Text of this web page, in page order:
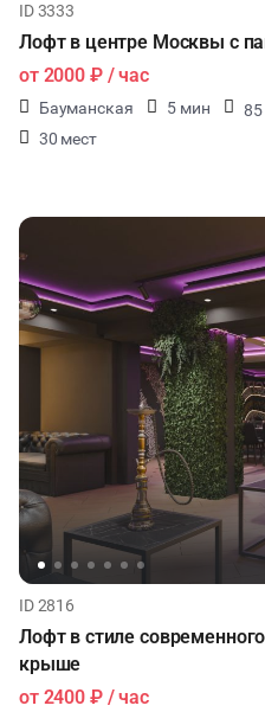
ID 3333
Лофт в центре Москвы с
от 2000 ₽/ час
Бауманская 5 мин
30 мест
ID 2816
Лофт в стиле
крыше
от 2400 ₽/ час